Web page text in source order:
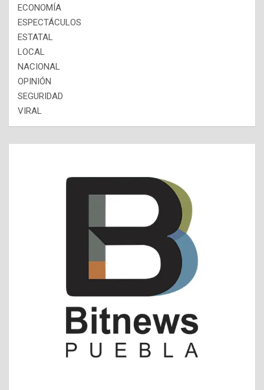
ECONOMÍA
ESPECTÁCULOS
ESTATAL
LOCAL
NACIONAL
OPINIÓN
SEGURIDAD
VIRAL